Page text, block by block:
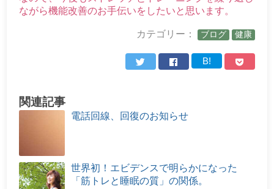
ながら機能改善のお手伝いをしたいと思います。
カテゴリー： ブログ 健康
B!
関連記事
電話回線、回復のお知らせ
世界初！エビデンスで明らかになった
「筋トレと睡眠の質」の関係。